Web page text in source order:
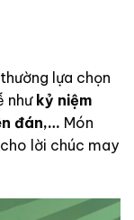
lựa chọn
như kỷ niệm
đán,… Món
lời chúc may